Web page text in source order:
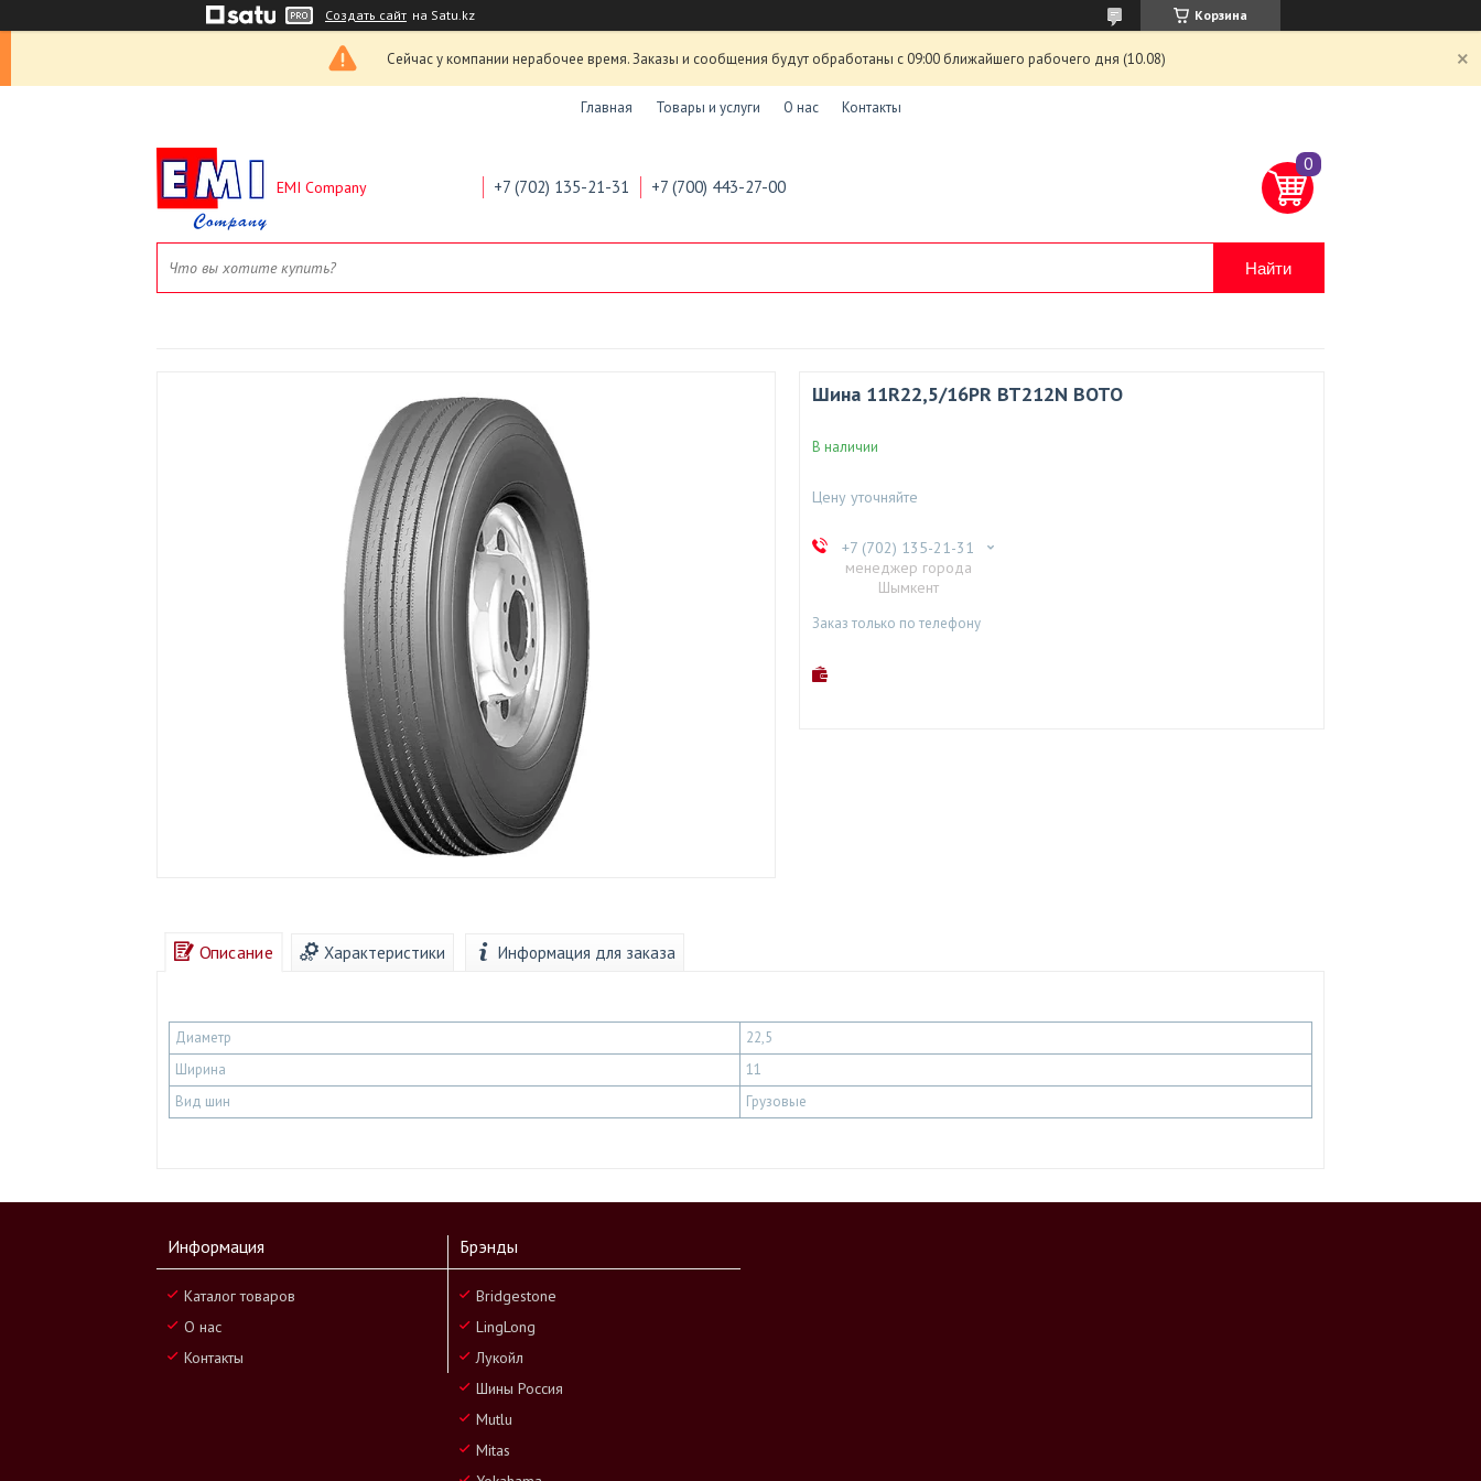
Создать сайт на Satu.kz Корзина
Сейчас у компании нерабочее время. Заказы и сообщения будут обработаны с 09:00 ближайшего рабочего дня (10.08)
Главная Товары и услуги О нас Контакты
EMI Company +7 (702) 135-21-31 +7 (700) 443-27-00
Найти
Шина 11R22,5/16PR BT212N BOTO
В наличии
Цену уточняйте
+7 (702) 135-21-31
менеджер города
Шымкент
Заказ только по телефону
Описание Характеристики Информация для заказа
Диаметр
22,5
Ширина
11
Вид шин
Грузовые
Информация
Каталог товаров
О нас
Контакты
Брэнды
Bridgestone
LingLong
Лукойл
Шины Россия
Mutlu
Mitas